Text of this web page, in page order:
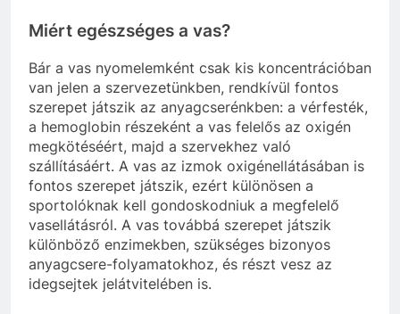
Miért egészséges a vas?
Bár a vas nyomelemként csak kis koncentrációban
van jelen a szervezetünkben, rendkívül fontos
szerepet játszik az anyagcserénkben: a vérfesték,
a hemoglobin részeként a vas felelős az oxigén
megkötéséért, majd a szervekhez való
szállításáért. A vas az izmok oxigénellátásában is
fontos szerepet játszik, ezért különösen a
sportolóknak kell gondoskodniuk a megfelelő
vasellátásról. A vas továbbá szerepet játszik
különböző enzimekben, szükséges bizonyos
anyagcsere-folyamatokhoz, és részt vesz az
idegsejtek jelátvitelében is.